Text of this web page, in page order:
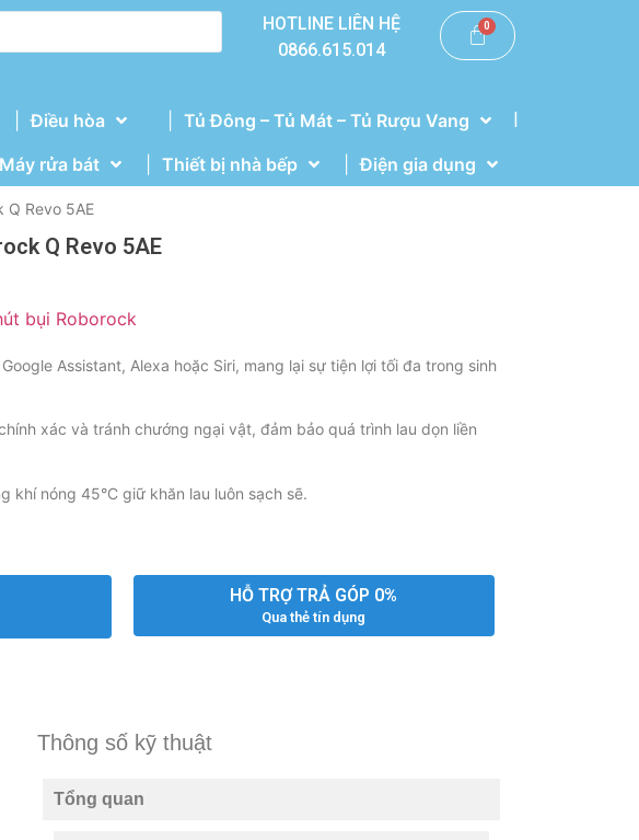
HOTLINE LIÊN HỆ
0866.615.014
Điều hòa
Tủ Đông – Tủ Mát – Tủ Rượu Vang
Máy rửa bát Thiết bị nhà bếp Điện gia dụng
|
Q Revo 5AE
Q Revo 5AE
bụi Roborock
Assistant, Alexa hoặc Siri, mang lại sự tiện lợi tối đa trong sinh
xác và tránh chướng ngại vật, đảm bảo quá trình lau dọn liền
khí nóng 45°C giữ khăn lau luôn sạch sẽ.
HỖ TRỢ TRẢ GÓP 0%
Qua thẻ tín dụng
Thông số kỹ thuật
Tổng quan